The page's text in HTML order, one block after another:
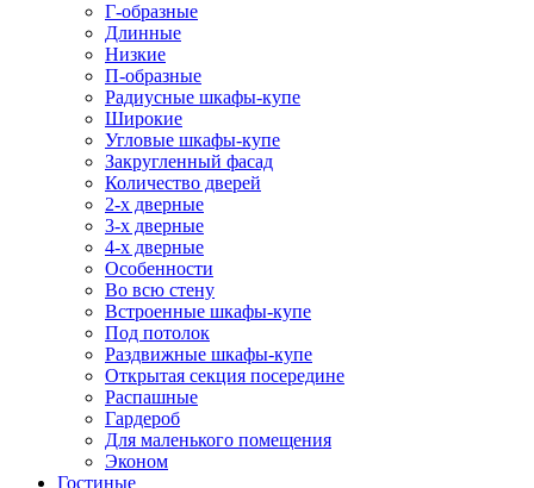
Г-образные
Длинные
Низкие
П-образные
Радиусные шкафы-купе
Широкие
Угловые шкафы-купе
Закругленный фасад
Количество дверей
2-х дверные
3-х дверные
4-х дверные
Особенности
Во всю стену
Встроенные шкафы-купе
Под потолок
Раздвижные шкафы-купе
Открытая секция посередине
Распашные
Гардероб
Для маленького помещения
Эконом
Гостиные